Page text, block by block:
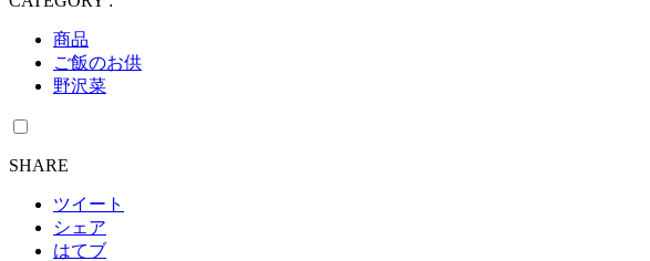
商品
ご飯のお供
野沢菜
SHARE
ツイート
シェア
はてブ